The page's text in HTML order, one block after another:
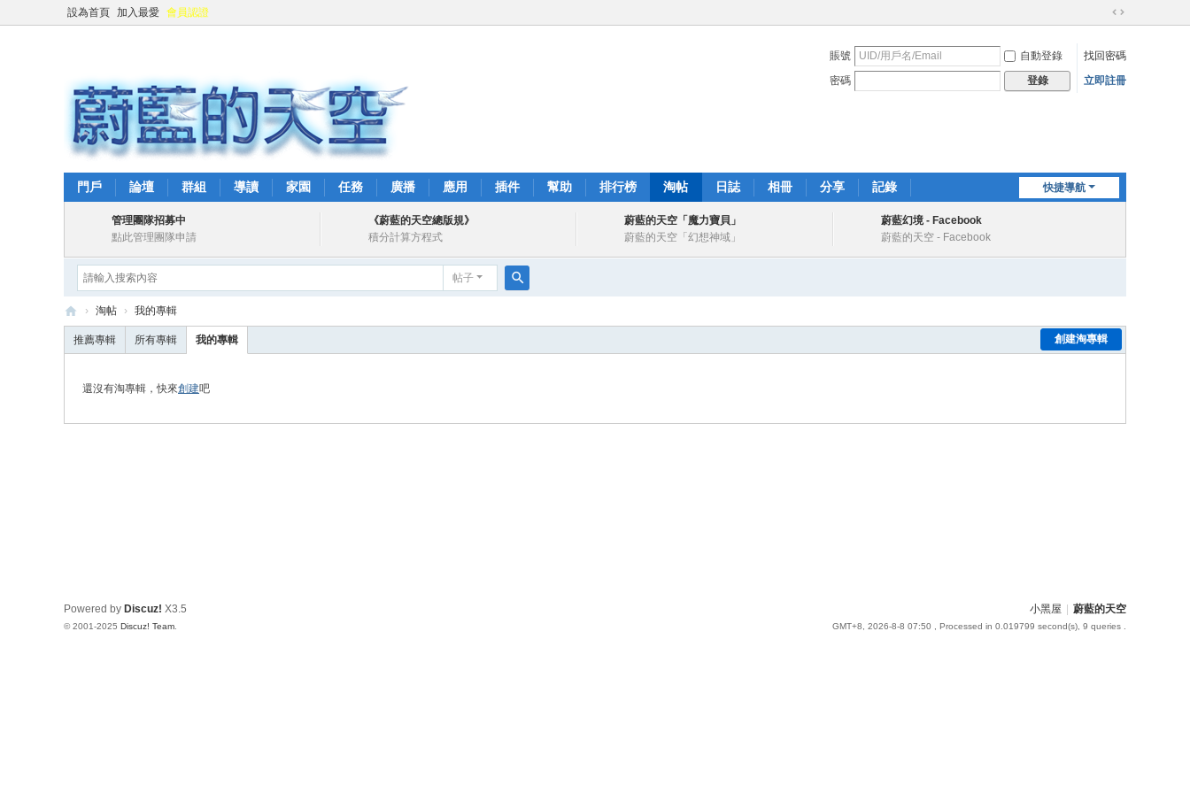
設為首頁 加入最愛 會員認證
切
到
寬
賬號 自動登錄
找回密碼
密碼
登錄 立即註冊
快捷導航
門戶 論壇 群組 導讀 家園 任務 廣播 應用 插件 幫助 排行榜 淘帖 日誌 相冊 分享 記錄
管理團隊招募中
點此管理團隊申請
《蔚藍的天空總版規》
積分計算方程式
蔚藍的天空「魔力寶貝」
蔚藍的天空「幻想神域」
蔚藍幻境 - Facebook
蔚藍的天空 - Facebook
帖子
索
蔚
› 淘帖 › 我的專輯
創建淘專輯
推薦專輯 所有專輯 我的專輯
還沒有淘專輯，快來創建吧
小黑屋 蔚藍的天空
GMT+8, 2026-8-8 07:50 , Processed in 0.019799 second(s), 9 queries .
Powered by Discuz! X3.5
© 2001-2025 Discuz! Team